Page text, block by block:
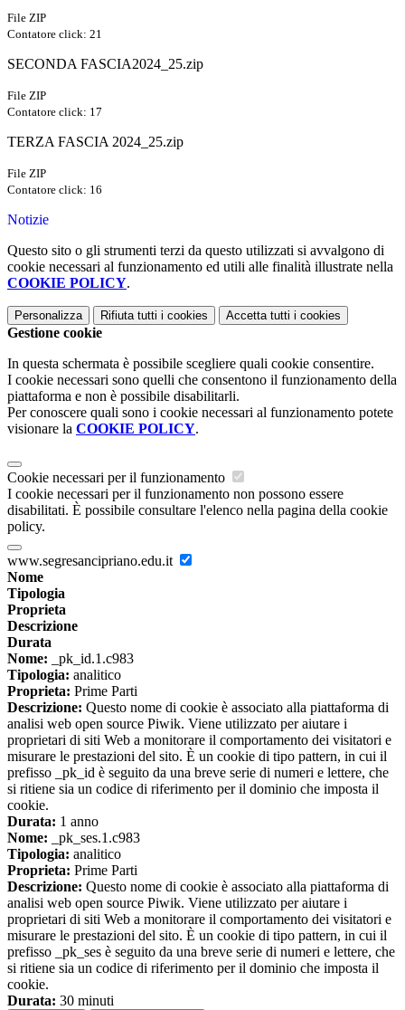
File ZIP
Contatore click: 21
SECONDA FASCIA2024_25.zip
File ZIP
Contatore click: 17
TERZA FASCIA 2024_25.zip
File ZIP
Contatore click: 16
Notizie
Questo sito o gli strumenti terzi da questo utilizzati si avvalgono di
cookie necessari al funzionamento ed utili alle finalità illustrate nella
COOKIE POLICY.
Personalizza Rifiuta tutti i cookies Accetta tutti i cookies
Gestione cookie
In questa schermata è possibile scegliere quali cookie consentire.
I cookie necessari sono quelli che consentono il funzionamento della
piattaforma e non è possibile disabilitarli.
Per conoscere quali sono i cookie necessari al funzionamento potete
visionare la COOKIE POLICY.
Cookie necessari per il funzionamento
I cookie necessari per il funzionamento non possono essere
disabilitati. È possibile consultare l'elenco nella pagina della cookie
policy.
www.segresancipriano.edu.it
Nome
Tipologia
Proprieta
Descrizione
Durata
Nome: _pk_id.1.c983
Tipologia: analitico
Proprieta: Prime Parti
Descrizione: Questo nome di cookie è associato alla piattaforma di
analisi web open source Piwik. Viene utilizzato per aiutare i
proprietari di siti Web a monitorare il comportamento dei visitatori e
misurare le prestazioni del sito. È un cookie di tipo pattern, in cui il
prefisso _pk_id è seguito da una breve serie di numeri e lettere, che
si ritiene sia un codice di riferimento per il dominio che imposta il
cookie.
Durata: 1 anno
Nome: _pk_ses.1.c983
Tipologia: analitico
Proprieta: Prime Parti
Descrizione: Questo nome di cookie è associato alla piattaforma di
analisi web open source Piwik. Viene utilizzato per aiutare i
proprietari di siti Web a monitorare il comportamento dei visitatori e
misurare le prestazioni del sito. È un cookie di tipo pattern, in cui il
prefisso _pk_ses è seguito da una breve serie di numeri e lettere, che
si ritiene sia un codice di riferimento per il dominio che imposta il
cookie.
Durata: 30 minuti